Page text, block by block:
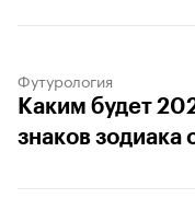
Футурология
Каким будет
знаков зодиака